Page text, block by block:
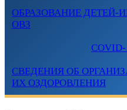
ОБРАЗОВАНИЕ ДЕТЕЙ-
ОВЗ
СВЕДЕНИЯ ОБ
ИХ ОЗДОРОВЛЕНИЯ